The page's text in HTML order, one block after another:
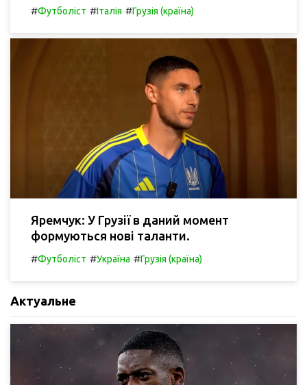
#Футболіст #Італія #Грузія (країна)
Яремчук: У Грузії в даний момент
формуються нові таланти.
#Футболіст #Україна #Грузія (країна)
Актуальне